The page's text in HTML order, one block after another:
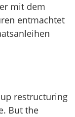
mit dem
entmachtet
restructuring
But the